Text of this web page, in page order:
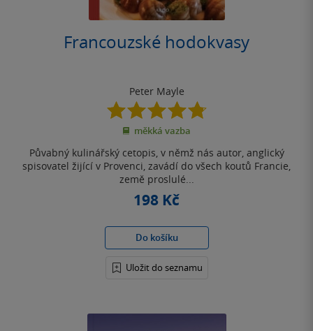
Francouzské hodokvasy
Peter Mayle
4.8
z
5
měkká vazba
Půvabný kulinářský cetopis, v němž nás autor, anglický
spisovatel žijící v Provenci, zavádí do všech koutů Francie,
země proslulé...
198 Kč
Do košíku
Uložit do seznamu